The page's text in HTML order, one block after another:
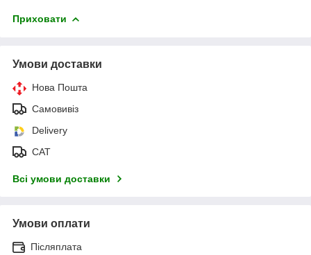
Приховати
Умови доставки
Нова Пошта
Самовивіз
Delivery
САТ
Всі умови доставки
Умови оплати
Післяплата